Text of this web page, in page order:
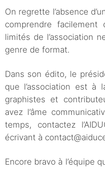
On regrette l’absence
comprendre
limités de l’association
genre de format.
Dans son édito, le
que l’association est à
graphistes et
avez l’âme
temps, contactez
écrivant à
Encore bravo à l’équipe